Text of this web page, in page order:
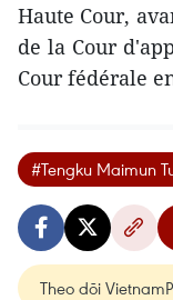
Haute Cour,
de la Cour
Cour fédérale
#Tengku Maimun
Theo dõi